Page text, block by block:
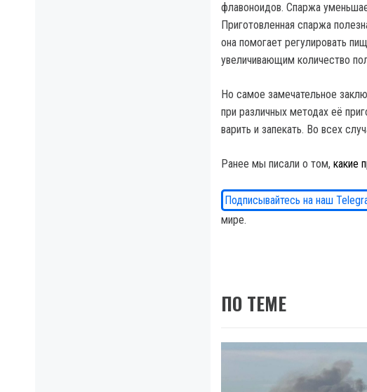
флавоноидов. Спаржа
Приготовленная спаржа
она помогает регулировать
увеличивающим количество
Но самое замечательное
при различных методах её
варить и запекать. Во всех
Ранее мы писали о том, какие
Подписывайтесь на наш
мире.
ПО ТЕМЕ